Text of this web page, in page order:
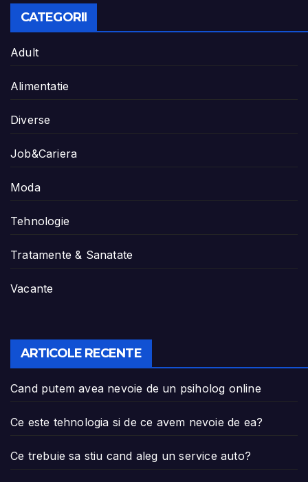
CATEGORII
Adult
Alimentatie
Diverse
Job&Cariera
Moda
Tehnologie
Tratamente & Sanatate
Vacante
ARTICOLE RECENTE
Cand putem avea nevoie de un psiholog online
Ce este tehnologia si de ce avem nevoie de ea?
Ce trebuie sa stiu cand aleg un service auto?